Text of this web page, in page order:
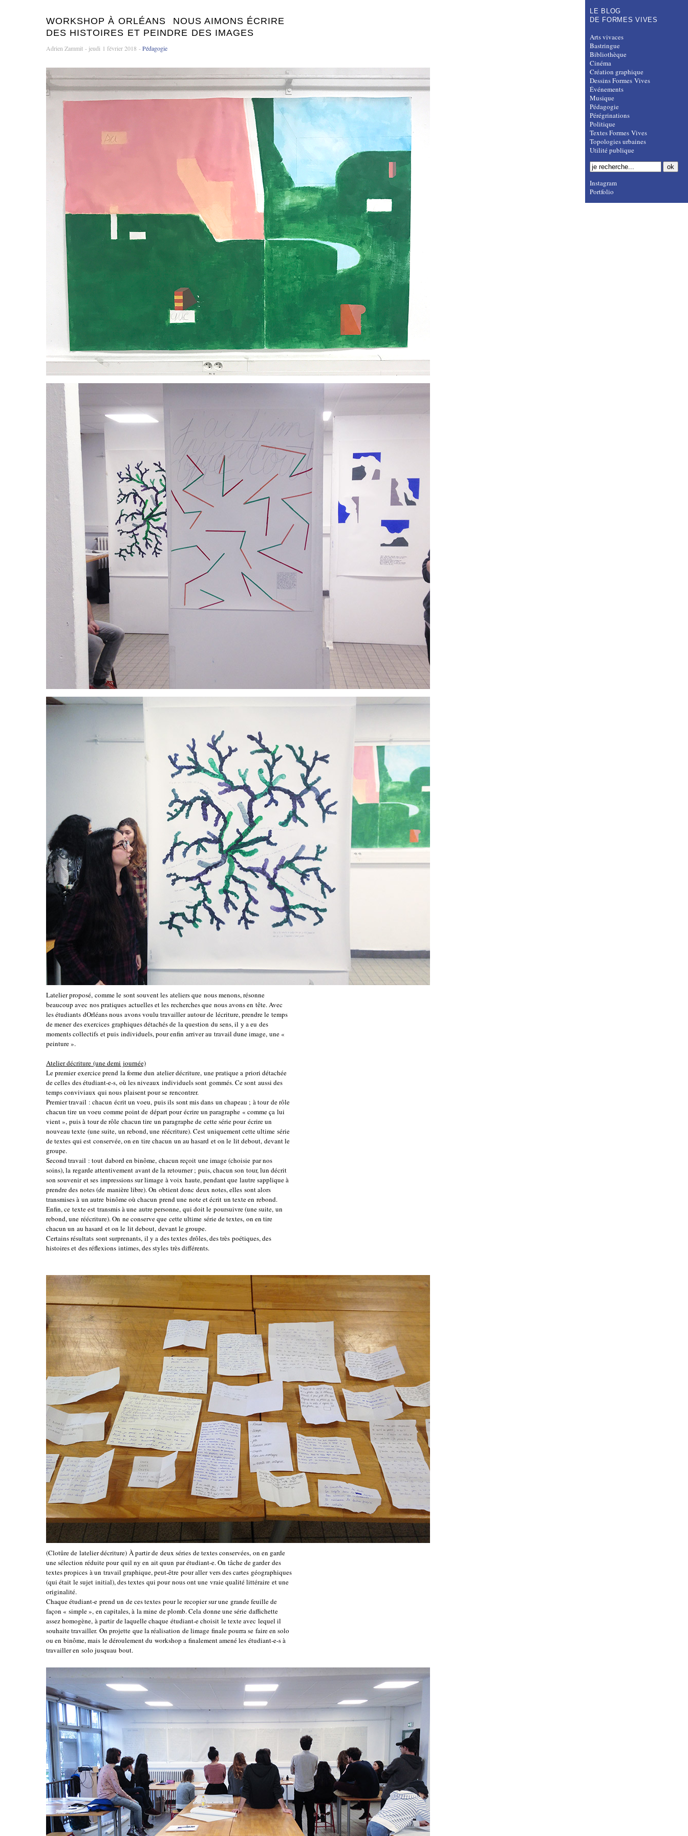
WORKSHOP À ORLÉANS  NOUS AIMONS ÉCRIRE
DES HISTOIRES ET PEINDRE DES IMAGES
Adrien Zammit - jeudi 1 février 2018 -Pédagogie
Latelier proposé, comme le sont souvent les ateliers que nous menons, résonne
beaucoup avec nos pratiques actuelles et les recherches que nous avons en tête. Avec
les étudiants dOrléans nous avons voulu travailler autour de lécriture, prendre le temps
de mener des exercices graphiques détachés de la question du sens, il y a eu des
moments collectifs et puis individuels, pour enfin arriver au travail dune image, une «
peinture ».
Atelier décriture (une demi journée)
Le premier exercice prend la forme dun atelier décriture, une pratique a priori détachée
de celles des étudiant-e-s, où les niveaux individuels sont gommés. Ce sont aussi des
temps conviviaux qui nous plaisent pour se rencontrer.
Premier travail : chacun écrit un voeu, puis ils sont mis dans un chapeau ; à tour de rôle
chacun tire un voeu comme point de départ pour écrire un paragraphe « comme ça lui
vient », puis à tour de rôle chacun tire un paragraphe de cette série pour écrire un
nouveau texte (une suite, un rebond, une réécriture). Cest uniquement cette ultime série
de textes qui est conservée, on en tire chacun un au hasard et on le lit debout, devant le
groupe.
Second travail : tout dabord en binôme, chacun reçoit une image (choisie par nos
soins), la regarde attentivement avant de la retourner ; puis, chacun son tour, lun décrit
son souvenir et ses impressions sur limage à voix haute, pendant que lautre sapplique à
prendre des notes (de manière libre). On obtient donc deux notes, elles sont alors
transmises à un autre binôme où chacun prend une note et écrit un texte en rebond.
Enfin, ce texte est transmis à une autre personne, qui doit le poursuivre (une suite, un
rebond, une réécriture). On ne conserve que cette ultime série de textes, on en tire
chacun un au hasard et on le lit debout, devant le groupe.
Certains résultats sont surprenants, il y a des textes drôles, des très poétiques, des
histoires et des réflexions intimes, des styles très différents.
(Clotûre de latelier décriture) À partir de deux séries de textes conservées, on en garde
une sélection réduite pour quil ny en ait quun par étudiant-e. On tâche de garder des
textes propices à un travail graphique, peut-être pour aller vers des cartes géographiques
(qui était le sujet initial), des textes qui pour nous ont une vraie qualité littéraire et une
originalité.
Chaque étudiant-e prend un de ces textes pour le recopier sur une grande feuille de
façon « simple », en capitales, à la mine de plomb. Cela donne une série daffichette
assez homogène, à partir de laquelle chaque étudiant-e choisit le texte avec lequel il
souhaite travailler. On projette que la réalisation de limage finale pourra se faire en solo
ou en binôme, mais le déroulement du workshop a finalement amené les étudiant-e-s à
travailler en solo jusquau bout.
LE BLOG
DE FORMES VIVES
Arts vivaces
Bastringue
Bibliothèque
Cinéma
Création graphique
Dessins Formes Vives
Événements
Musique
Pédagogie
Pérégrinations
Politique
Textes Formes Vives
Topologies urbaines
Utilité publique
Instagram
Portfolio